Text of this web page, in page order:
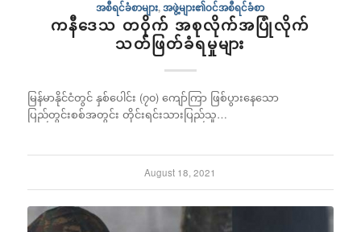
အစီရင်ခံစာများ,အဖွဲ့များ၏ဝင်အစီရင်ခံစာ
ကနီဒေသ တဝိုက် အစုလိုက်အပြုံလိုက်
သတ်ဖြတ်ခံရမှုများ
မြန်မာနိုင်ငံတွင် နှစ်ပေါင်း (၇၀) ကျော်ကြာ ဖြစ်ပွားနေသော
ပြည်တွင်းစစ်အတွင်း တိုင်းရင်းသားပြည်သူ…
August 18, 2021